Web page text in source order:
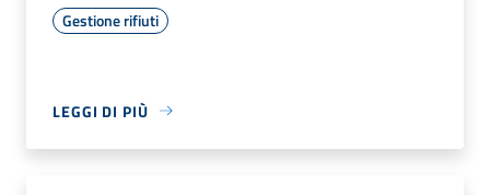
Gestione rifiuti
LEGGI DI PIÙ